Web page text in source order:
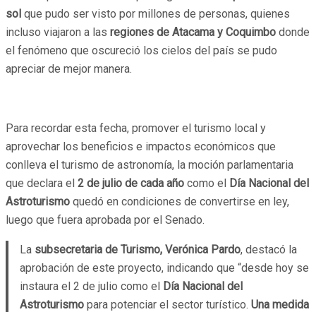
sol que pudo ser visto por millones de personas, quienes
incluso viajaron a las regiones de Atacama y Coquimbo donde
el fenómeno que oscureció los cielos del país se pudo
apreciar de mejor manera.
Para recordar esta fecha, promover el turismo local y
aprovechar los beneficios e impactos económicos que
conlleva el turismo de astronomía, la moción parlamentaria
que declara el 2 de julio de cada año como el Día Nacional del
Astroturismo quedó en condiciones de convertirse en ley,
luego que fuera aprobada por el Senado.
La subsecretaria de Turismo, Verónica Pardo, destacó la
aprobación de este proyecto, indicando que “desde hoy se
instaura el 2 de julio como el Día Nacional del
Astroturismo para potenciar el sector turístico. Una medida